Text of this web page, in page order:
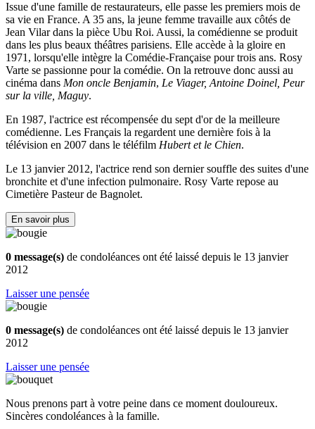
Issue d'une famille de restaurateurs, elle passe les premiers mois de
sa vie en France. A 35 ans, la jeune femme travaille aux côtés de
Jean Vilar dans la pièce Ubu Roi. Aussi, la comédienne se produit
dans les plus beaux théâtres parisiens. Elle accède à la gloire en
1971, lorsqu'elle intègre la Comédie-Française pour trois ans. Rosy
Varte se passionne pour la comédie. On la retrouve donc aussi au
cinéma dans Mon oncle Benjamin, Le Viager, Antoine Doinel, Peur
sur la ville, Maguy.
En 1987, l'actrice est récompensée du sept d'or de la meilleure
comédienne. Les Français la regardent une dernière fois à la
télévision en 2007 dans le téléfilm Hubert et le Chien.
Le 13 janvier 2012, l'actrice rend son dernier souffle des suites d'une
bronchite et d'une infection pulmonaire. Rosy Varte repose au
Cimetière Pasteur de Bagnolet.
En savoir plus
0 message(s) de condoléances ont été laissé depuis le 13 janvier
2012
Laisser une pensée
0 message(s) de condoléances ont été laissé depuis le 13 janvier
2012
Laisser une pensée
Nous prenons part à votre peine dans ce moment douloureux.
Sincères condoléances à la famille.